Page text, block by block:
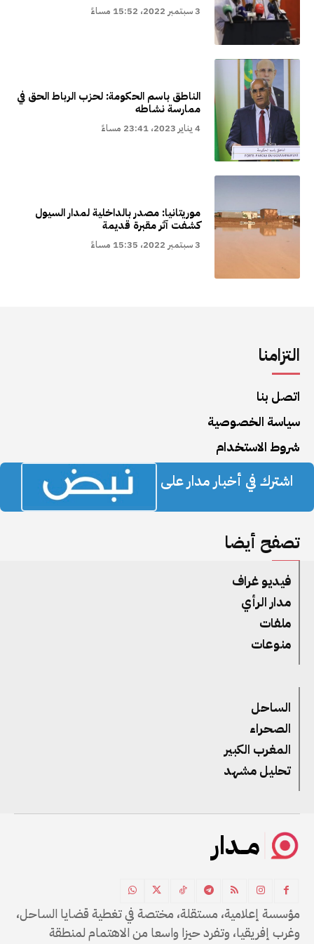
3 سبتمبر 2022، 15:52 مساءً
الناطق باسم الحكومة: لحزب الرباط الحق في
ممارسة نشاطه
4 يناير 2023، 23:41 مساءً
موريتانيا: مصدر بالداخلية لمدار السيول
كشفت آثر مقبرة قديمة
3 سبتمبر 2022، 15:35 مساءً
التزامنا
اتصل بنا
سياسة الخصوصية
شروط الاستخدام
اشترك في أخبار مدار على
تصفح أيضا
فيديو غراف
مدار الرأي
ملفات
منوعات
الساحل
الصحراء
المغرب الكبير
تحليل مشهد
مــدار
مؤسسة إعلامية، مستقلة، مختصة في تغطية قضايا الساحل،
وغرب إفريقيا، وتفرد حيزا واسعا من الاهتمام لمنطقة